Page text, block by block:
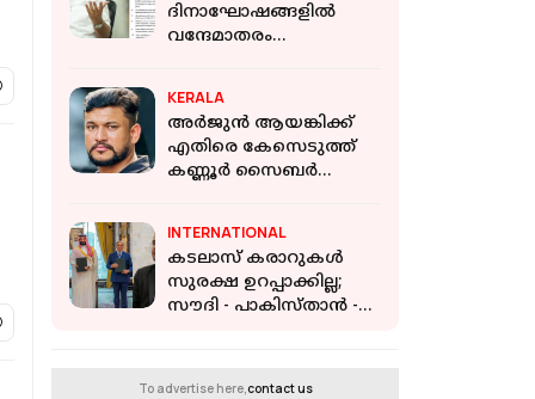
ദിനാഘോഷങ്ങളിൽ
വന്ദേമാതരം
ഉത്തരവിറക്കി
സംസ്ഥാന സർക്കാർ
KERALA
അര്‍ജുന്‍ ആയങ്കിക്ക്
എതിരെ കേസെടുത്ത്
കണ്ണൂര്‍ സൈബര്‍
INTERNATIONAL
കടലാസ് കരാറുകൾ
സുരക്ഷ ഉറപ്പാക്കില്ല;
സൗദി - പാകിസ്താൻ -
To advertise here,contact us